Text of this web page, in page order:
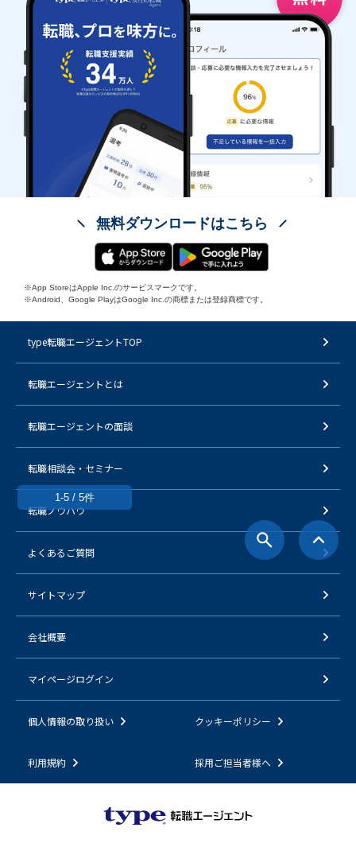
1-5 / 5件
無料ダウンロードはこちら
※App StoreはApple Inc.のサービスマークです。
※Android、Google PlayはGoogle Inc.の商標または登録商標です。
type転職エージェントTOP
転職エージェントとは
転職エージェントの面談
転職相談会・セミナー
転職ノウハウ
よくあるご質問
サイトマップ
会社概要
マイページログイン
個人情報の取り扱い クッキーポリシー
利用規約 採用ご担当者様へ